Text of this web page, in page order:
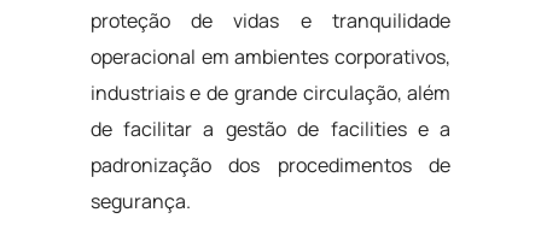
proteção de vidas e tranquilidade
operacional em ambientes corporativos,
industriais e de grande circulação, além
de facilitar a gestão de facilities e a
padronização dos procedimentos de
segurança.